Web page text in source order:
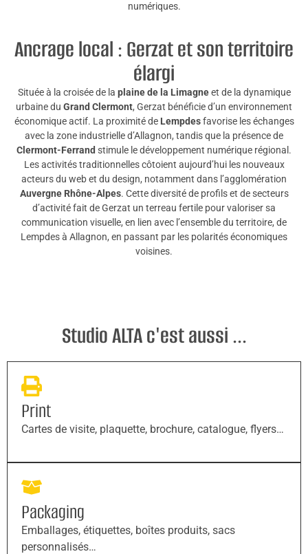
numériques.
Ancrage local : Gerzat et son territoire
élargi
Située à la croisée de la plaine de la Limagneet de la dynamique
urbaine du Grand Clermont, Gerzat bénéficie d’un environnement
économique actif. La proximité de Lempdesfavorise les échanges
avec la zone industrielle d’Allagnon, tandis que la présence de
Clermont-Ferrand stimule le développement numérique régional.
Les activités traditionnelles côtoient aujourd’hui les nouveaux
acteurs du web et du design, notamment dans l’agglomération
Auvergne Rhône-Alpes. Cette diversité de profils et de secteurs
d’activité fait de Gerzat un terreau fertile pour valoriser sa
communication visuelle, en lien avec l’ensemble du territoire, de
Lempdes à Allagnon, en passant par les polarités économiques
voisines.
Studio ALTA c'est aussi ...
Print
Cartes de visite, plaquette, brochure, catalogue, flyers…
Packaging
Emballages, étiquettes, boîtes produits, sacs
personnalisés…